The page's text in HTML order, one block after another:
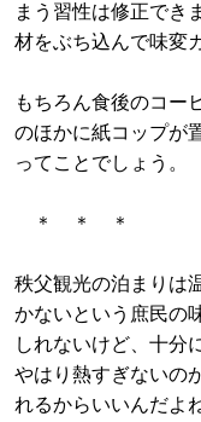
まう習性は修正でき
材をぶち込んで味変
もちろん食後のコー
のほかに紙コップが
ってことでしょう。
＊ ＊ ＊
秩父観光の泊まりは
かないという庶民の
しれないけど、十分
やはり熱すぎないの
れるからいいんだよ